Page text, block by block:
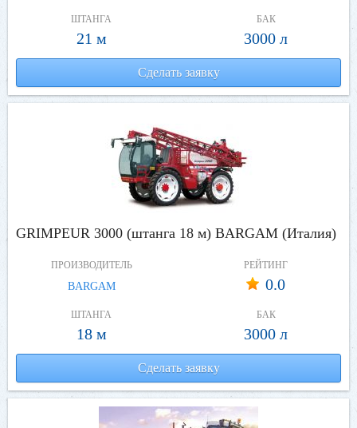
ШТАНГА
21 м
БАК
3000 л
Сделать заявку
GRIMPEUR 3000 (штанга 18 м) BARGAM (Италия)
ПРОИЗВОДИТЕЛЬ
BARGAM
РЕЙТИНГ
0.0
ШТАНГА
18 м
БАК
3000 л
Сделать заявку